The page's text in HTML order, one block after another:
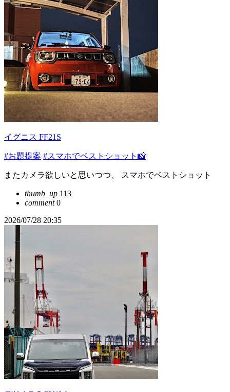
イグニス FF21S
#お題提案 #スマホでベストショット📸
またカメラ欲しいと思いつつ、 スマホでベストショット
thumb_up 113
comment0
2026/07/28 20:35